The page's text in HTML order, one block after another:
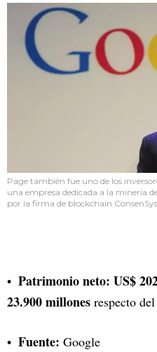
Page también fue uno de los
una empresa dedicada a la minería
por la firma de blockchain ConsenSys.
Patrimonio neto: US$
23.900 millones respecto
Fuente: Google